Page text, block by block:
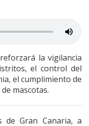
la vigilancia
el control del
el cumplimiento de
mascotas.
de Gran Canaria, a